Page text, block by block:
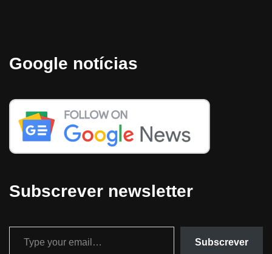
Google notícias
Subscrever newsletter
Subscrever